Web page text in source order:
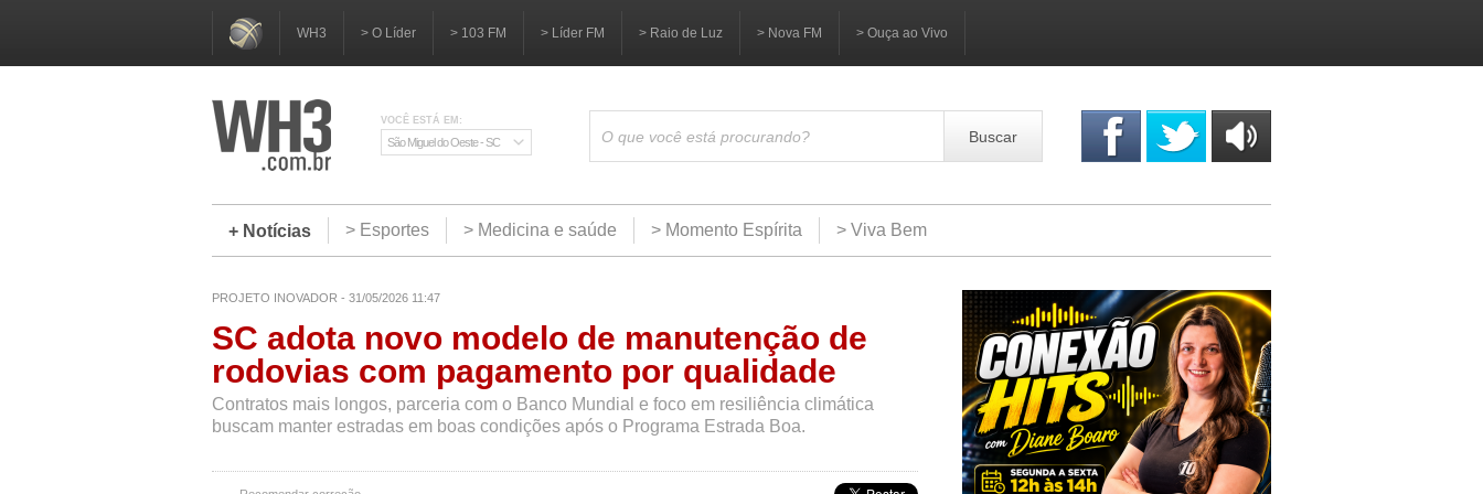
WH3 > O Líder > 103 FM > Líder FM > Raio de Luz > Nova FM > Ouça ao Vivo
VOCÊ ESTÁ EM:
São Miguel do Oeste - SC Buscar
+ Notícias
> Esportes > Medicina e saúde > Momento Espírita > Viva Bem
PROJETO INOVADOR - 31/05/2026 11:47
SC adota novo modelo de manutenção de
rodovias com pagamento por qualidade
Contratos mais longos, parceria com o Banco Mundial e foco em resiliência climática
buscam manter estradas em boas condições após o Programa Estrada Boa.